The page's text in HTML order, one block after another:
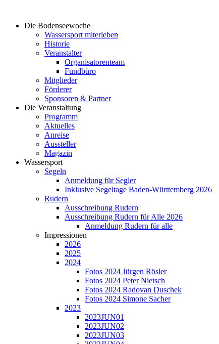
Die Bodenseewoche
Wassersport miterleben
Historie
Veranstalter
Organisatorenteam
Fundbüro
Mitglieder
Förderer
Sponsoren & Partner
Die Veranstaltung
Programm
Aktuelles
Anreise
Aussteller
Magazin
Wassersport
Segeln
Anmeldung für Segler​
Inklusive Segeltage Baden-Württemberg 2026
Rudern
Ausschreibung Rudern
Ausschreibung Rudern für Alle 2026
Anmeldung Rudern für alle
Impressionen
2026
2025
2024
Fotos 2024 Jürgen Rösler
Fotos 2024 Peter Nietsch
Fotos 2024 Radovan Duschek
Fotos 2024 Simone Sacher
2023
2023JUN01
2023JUN02
2023JUN03